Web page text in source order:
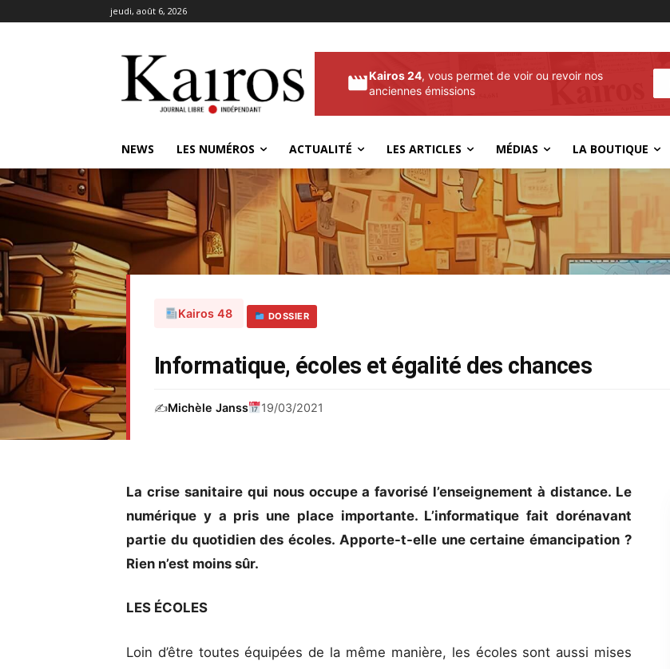
jeudi, août 6, 2026
Kairos 24, vous permet de voir ou revoir nos
anciennes émissions
NEWS LES NUMÉROS ACTUALITÉ LES ARTICLES MÉDIAS LA BOUTIQUE
Kairos 48 DOSSIER
Informatique, écoles et égalité des chances
✍️Michèle Janss 19/03/2021
La crise sanitaire qui nous occupe a favorisé l’enseignement à distance. Le
numérique y a pris une place importante. L’informatique fait dorénavant
partie du quotidien des écoles. Apporte-t-elle une certaine émancipation ?
Rien n’est moins sûr.
LES ÉCOLES
Loin d’être toutes équipées de la même manière, les écoles sont aussi mises